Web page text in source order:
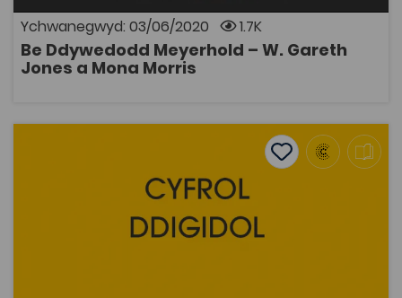
Ychwanegwyd: 03/06/2020 1.7K
Be Ddywedodd Meyerhold – W. Gareth
Jones a Mona Morris
AGOR
Be Ddywedodd Weber – Ellis Roberts a Robat Powel
Add to favourites
Add to favourites
Be Ddywedodd Weber – Ellis Roberts a Robat